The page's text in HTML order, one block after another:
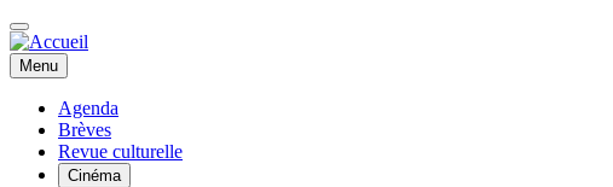
Aller
au
contenu
principal
Menu
Navigation
principale
Agenda
Brèves
Revue culturelle
Cinéma